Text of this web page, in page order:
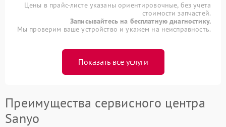
Цены в прайс-листе указаны ориентировочные, без учета
стоимости запчастей.
Записывайтесь на бесплатную диагностику.
Мы проверим ваше устройство и укажем на неисправность.
Показать все услуги
Преимущества сервисного центра
Sanyo